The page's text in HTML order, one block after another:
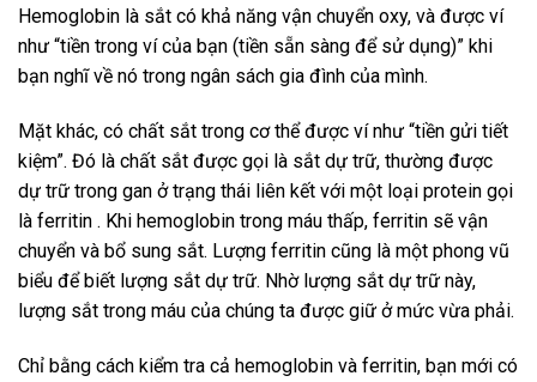
Hemoglobin là sắt có khả năng vận chuyển oxy, và được ví
như “tiền trong ví của bạn (tiền sẵn sàng để sử dụng)” khi
bạn nghĩ về nó trong ngân sách gia đình của mình.
Mặt khác, có chất sắt trong cơ thể được ví như “tiền gửi tiết
kiệm”. Đó là chất sắt được gọi là sắt dự trữ, thường được
dự trữ trong gan ở trạng thái liên kết với một loại protein gọi
là ferritin . Khi hemoglobin trong máu thấp, ferritin sẽ vận
chuyển và bổ sung sắt. Lượng ferritin cũng là một phong vũ
biểu để biết lượng sắt dự trữ. Nhờ lượng sắt dự trữ này,
lượng sắt trong máu của chúng ta được giữ ở mức vừa phải.
Chỉ bằng cách kiểm tra cả hemoglobin và ferritin, bạn mới có